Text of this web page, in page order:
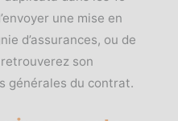
une mise en
d’assurances, ou de
son
générales du contrat.